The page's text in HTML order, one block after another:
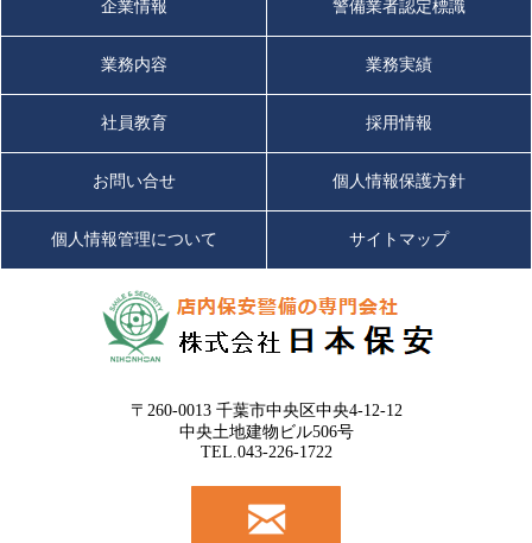
企業情報 警備業者認定標識
業務内容 業務実績
社員教育 採用情報
お問い合せ 個人情報保護方針
個人情報管理について サイトマップ
〒260-0013 千葉市中央区中央4-12-12
中央土地建物ビル506号
TEL.043-226-1722